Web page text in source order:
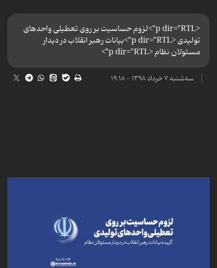
<p dir="RTL">لزوم حساسیت بر روی تعطیلی واحدهای
تولیدی <p dir="RTL">بیانات رهبر انقلاب در دیدار
مسئولان نظام <p dir="RTL">
سه‌شنبه ۷ خرداد ۱۳۹۸ - ۱۹:۱۸